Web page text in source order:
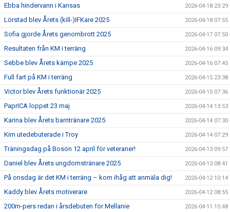
Ebba hindervann i Kansas 2026-04-18 23:29
Lörstad blev Årets (kill-)IFKare 2025 2026-04-18 07:55
Sofia gjorde Årets genombrott 2025 2026-04-17 07:50
Resultaten från KM i terräng 2026-04-16 09:34
Sebbe blev Årets kämpe 2025 2026-04-16 07:45
Full fart på KM i terräng 2026-04-15 23:38
Victor blev Årets funktionär 2025 2026-04-15 07:36
PaprICA loppet 23 maj 2026-04-14 13:53
Karina blev Årets barntränare 2025 2026-04-14 07:30
Kim utedebuterade i Troy 2026-04-14 07:29
Träningsdag på Bosön 12 april för veteraner! 2026-04-13 09:57
Daniel blev Årets ungdomstränare 2025 2026-04-13 08:41
På onsdag är det KM i terräng – kom ihåg att anmäla dig! 2026-04-12 10:14
Kaddy blev Årets motiverare 2026-04-12 08:55
200m-pers redan i årsdebuten för Mellanie 2026-04-11 15:48